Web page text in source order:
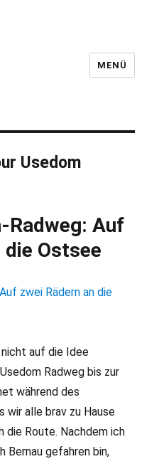
MENÜ
Usedom
Radweg: Auf
die Ostsee
nicht auf die Idee
Radweg bis zur
während des
wir alle brav zu Hause
die Route. Nachdem ich
Bernau gefahren bin,